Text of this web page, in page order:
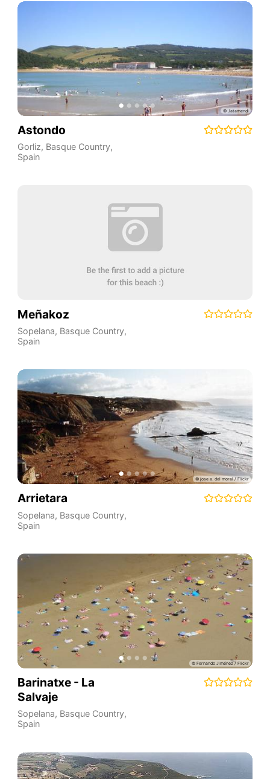
Astondo
Gorliz, Basque Country,
Spain
Meñakoz
Sopelana, Basque Country,
Spain
Arrietara
Sopelana, Basque Country,
Spain
Barinatxe - La
Salvaje
Sopelana, Basque Country,
Spain